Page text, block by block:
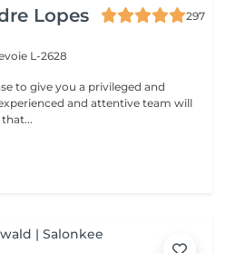
Lopes
297
L-2628
to give you a privileged and
and attentive team will